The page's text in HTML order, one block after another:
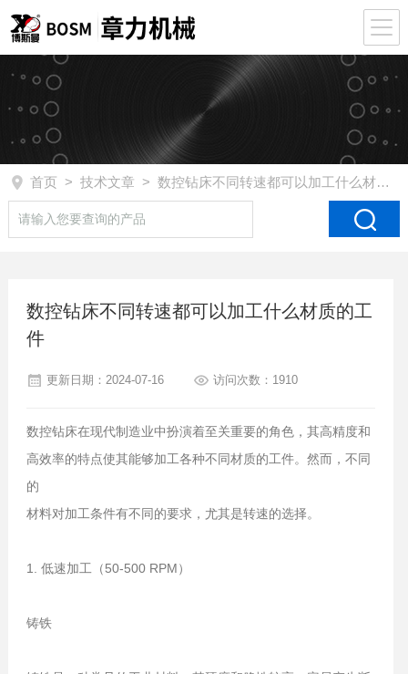
首页 > 技术文章 > 数控钻床不同转速都可以加工什么材质的工件
数控钻床不同转速都可以加工什么材质的工
件
更新日期：2024-07-16 访问次数：1910
数控钻床在现代制造业中扮演着至关重要的角色，其高精度和
高效率的特点使其能够加工各种不同材质的工件。然而，不同
的
材料对加工条件有不同的要求，尤其是转速的选择。
1. 低速加工（50-500 RPM）
铸铁